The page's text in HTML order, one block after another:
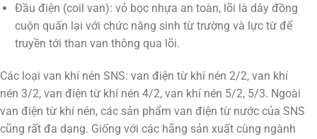
Đầu điện (coil van): vỏ bọc nhựa an toàn, lõi là dây đồng
cuộn quấn lại với chức năng sinh từ trường và lực từ để
truyền tới than van thông qua lõi.
Các loại van khí nén SNS: van điện từ khí nén 2/2, van khí
nén 3/2, van điện từ khí nén 4/2, van khí nén 5/2, 5/3. Ngoài
van điện từ khí nén, các sản phẩm van điện từ nước của SNS
cũng rất đa dạng. Giống với các hãng sản xuất cùng ngành